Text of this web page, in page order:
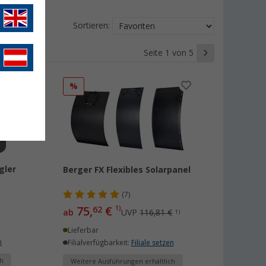
Sortieren:
Seite 1 von 5
%
Berger FX Flexibles Solarpanel
(7)
ab 75,62 € 1)UVP116,81 € 1)
Lieferbar
Filialverfügbarkeit: Filiale setzen
Weitere Ausführungen erhältlich